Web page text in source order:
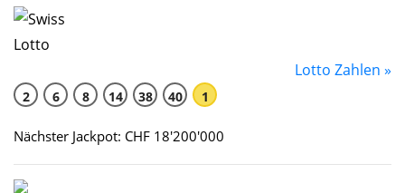
Lotto Zahlen »
2 6 8 14 38 40 1
Nächster Jackpot: CHF 18'200'000